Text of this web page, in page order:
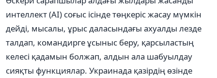
интеллект (AI) соғыс ісінде төңкеріс жасау мүмкін
дейді, мысалы, ұрыс даласындағы ахуалды лезде
талдап, командирге ұсыныс беру, қарсыластың
келесі қадамын болжап, алдын ала шабуылдау
сияқты функциялар. Украинада қазірдің өзінде